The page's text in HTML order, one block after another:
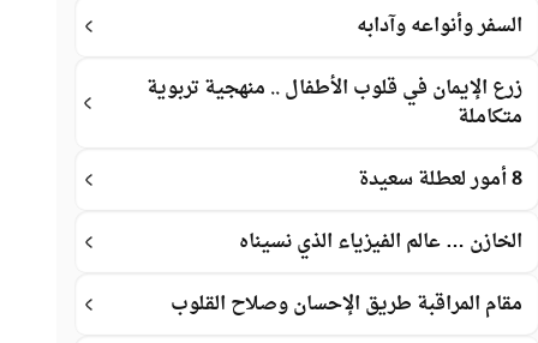
السفر وأنواعه وآدابه
زرع الإيمان في قلوب الأطفال .. منهجية تربوية
متكاملة
8 أمور لعطلة سعيدة
الخازن … عالم الفيزياء الذي نسيناه
مقام المراقبة طريق الإحسان وصلاح القلوب